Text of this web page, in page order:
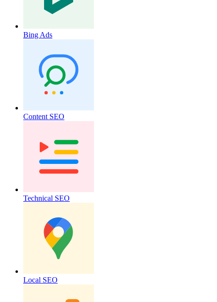
Bing Ads
Content SEO
Technical SEO
Local SEO